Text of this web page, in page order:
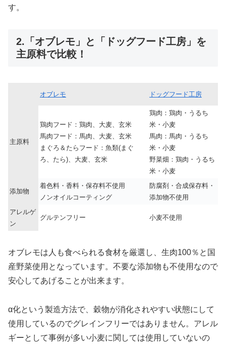
す。
2.「オブレモ」と「ドッグフード工房」を
主原料で比較！
オブレモ ドッグフード工房
主原料
鶏肉フード：鶏肉、大麦、玄米
馬肉フード：馬肉、大麦、玄米
まぐろ＆たらフード：魚類(まぐ
ろ、たら)、大麦、玄米
鶏肉：鶏肉・うるち
米・小麦
馬肉：馬肉・うるち
米・小麦
野菜畑：鶏肉・うるち
米・小麦
添加物
着色料・香料・保存料不使用
ノンオイルコーティング
防腐剤・合成保存料・
添加物不使用
アレルゲ
ン
グルテンフリー 小麦不使用
オブレモは人も食べられる食材を厳選し、生肉100％と国
産野菜使用となっています。不要な添加物も不使用なので
安心してあげることが出来ます。
α化という製造方法で、穀物が消化されやすい状態にして
使用しているのでグレインフリーではありません。アレル
ギーとして事例が多い小麦に関しては使用していないの